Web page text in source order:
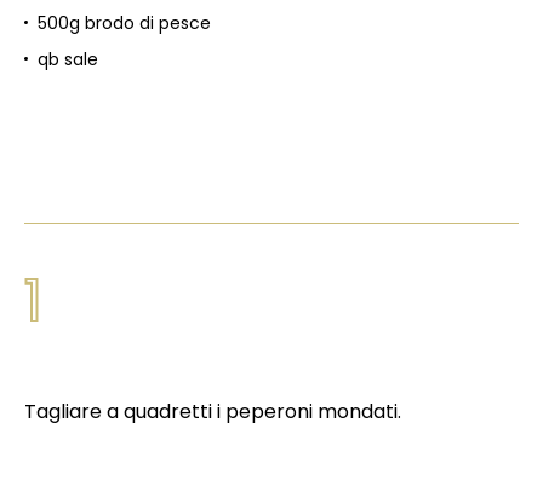
500g brodo di pesce
qb sale
1
Tagliare a quadretti i peperoni mondati.